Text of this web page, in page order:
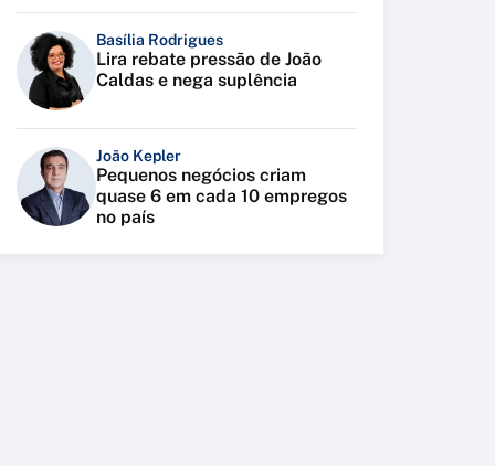
Basília Rodrigues
Lira rebate pressão de João
Caldas e nega suplência
João Kepler
Pequenos negócios criam
quase 6 em cada 10 empregos
no país